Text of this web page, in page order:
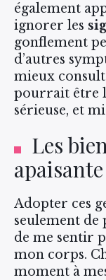
également
ignorer les
gonflement
d’autres
mieux
pourrait être
sérieuse, et
Les
apaisante
Adopter ces
seulement de
de me sentir
mon corps.
moment à